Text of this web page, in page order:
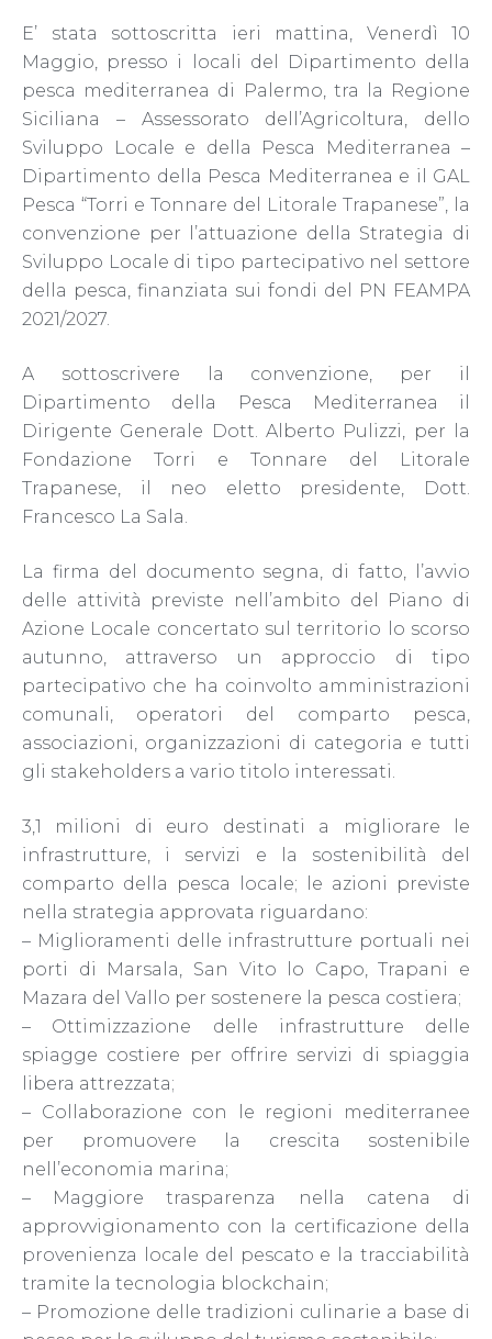
E’ stata sottoscritta ieri mattina, Venerdì 10
Maggio, presso i locali del Dipartimento della
pesca mediterranea di Palermo, tra la Regione
Siciliana – Assessorato dell’Agricoltura, dello
Sviluppo Locale e della Pesca Mediterranea –
Dipartimento della Pesca Mediterranea e il GAL
Pesca “Torri e Tonnare del Litorale Trapanese”, la
convenzione per l’attuazione della Strategia di
Sviluppo Locale di tipo partecipativo nel settore
della pesca, finanziata sui fondi del PN FEAMPA
2021/2027.
A sottoscrivere la convenzione, per il
Dipartimento della Pesca Mediterranea il
Dirigente Generale Dott. Alberto Pulizzi, per la
Fondazione Torri e Tonnare del Litorale
Trapanese, il neo eletto presidente, Dott.
Francesco La Sala.
La firma del documento segna, di fatto, l’avvio
delle attività previste nell’ambito del Piano di
Azione Locale concertato sul territorio lo scorso
autunno, attraverso un approccio di tipo
partecipativo che ha coinvolto amministrazioni
comunali, operatori del comparto pesca,
associazioni, organizzazioni di categoria e tutti
gli stakeholders a vario titolo interessati.
3,1 milioni di euro destinati a migliorare le
infrastrutture, i servizi e la sostenibilità del
comparto della pesca locale; le azioni previste
nella strategia approvata riguardano:
– Miglioramenti delle infrastrutture portuali nei
porti di Marsala, San Vito lo Capo, Trapani e
Mazara del Vallo per sostenere la pesca costiera;
– Ottimizzazione delle infrastrutture delle
spiagge costiere per offrire servizi di spiaggia
libera attrezzata;
– Collaborazione con le regioni mediterranee
per promuovere la crescita sostenibile
nell’economia marina;
– Maggiore trasparenza nella catena di
approvvigionamento con la certificazione della
provenienza locale del pescato e la tracciabilità
tramite la tecnologia blockchain;
– Promozione delle tradizioni culinarie a base di